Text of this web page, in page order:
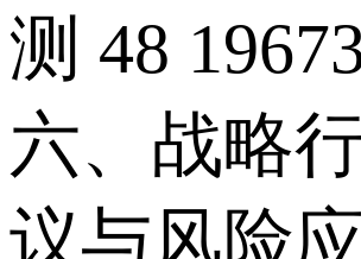
测 48
六、战略
议与风险